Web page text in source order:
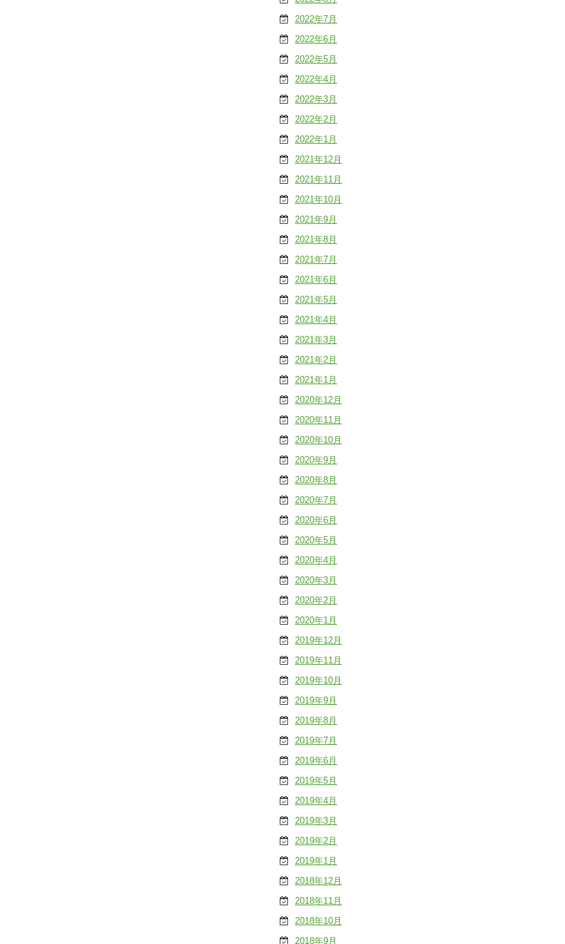
2022年7月
2022年6月
2022年5月
2022年4月
2022年3月
2022年2月
2022年1月
2021年12月
2021年11月
2021年10月
2021年9月
2021年8月
2021年7月
2021年6月
2021年5月
2021年4月
2021年3月
2021年2月
2021年1月
2020年12月
2020年11月
2020年10月
2020年9月
2020年8月
2020年7月
2020年6月
2020年5月
2020年4月
2020年3月
2020年2月
2020年1月
2019年12月
2019年11月
2019年10月
2019年9月
2019年8月
2019年7月
2019年6月
2019年5月
2019年4月
2019年3月
2019年2月
2019年1月
2018年12月
2018年11月
2018年10月
2018年9月